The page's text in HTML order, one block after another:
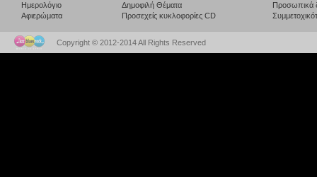
Ημερολόγιο
Αφιερώματα
Δημοφιλή Θέματα
Προσεχείς κυκλοφορίες CD
Προσωπικά
Copyright © 2012-2014 All Rights Reserved